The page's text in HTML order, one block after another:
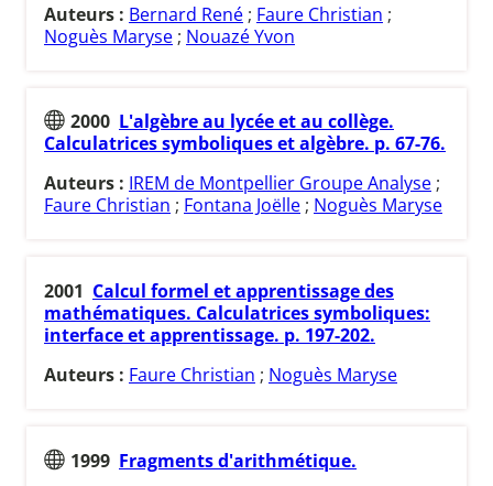
Auteurs : Bernard René ; Faure Christian ;
Noguès Maryse ; Nouazé Yvon
2000 L'algèbre au lycée et au collège.
Calculatrices symboliques et algèbre. p. 67-76.
Auteurs : IREM de Montpellier Groupe Analyse;
Faure Christian ; Fontana Joëlle; Noguès Maryse
2001 Calcul formel et apprentissage des
mathématiques. Calculatrices symboliques:
interface et apprentissage. p. 197-202.
Auteurs : Faure Christian ; Noguès Maryse
1999 Fragments d'arithmétique.